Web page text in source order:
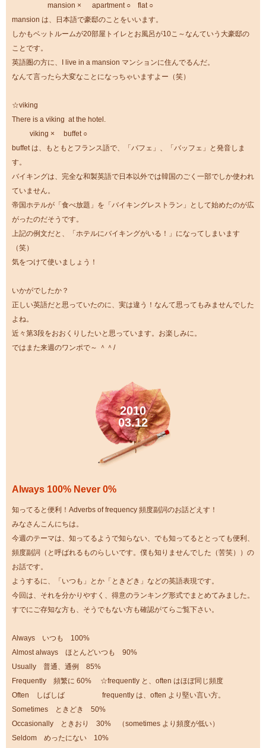
mansion × apartment ○ flat ○
mansion は、日本語で豪邸のことをいいます。
しかもベットルームが20部屋トイレとお風呂が10こ～なんていう大豪邸の
ことです。
英語圏の方に、I live in a mansion マンションに住んでるんだ。
なんて言ったら大変なことになっちゃいますよー（笑）
☆viking
There is a viking at the hotel.
viking × buffet ○
buffet は、もともとフランス語で、「バフェ」、「バッフェ」と発音しま
す。
バイキングは、完全な和製英語で日本以外では韓国のごく一部でしか使われ
ていません。
帝国ホテルが「食べ放題」を「バイキングレストラン」として始めたのが広
がったのだそうです。
上記の例文だと、「ホテルにバイキングがいる！」になってしまいます
（笑）
気をつけて使いましょう！
いかがでしたか？
正しい英語だと思っていたのに、実は違う！なんて思ってもみませんでした
よね。
近々第3段をおおくりしたいと思っています。お楽しみに。
ではまた来週のワンポで～ ＾＾/
2010
03.12
Always 100% Never 0%
知ってると便利！Adverbs of frequency 頻度副詞のお話どえす！
みなさんこんにちは。
今週のテーマは、知ってるようで知らない、でも知ってるととっても便利、
頻度副詞（と呼ばれるものらしいです。僕も知りませんでした（苦笑））の
お話です。
ようするに、「いつも」とか「ときどき」などの英語表現です。
今回は、それを分かりやすく、得意のランキング形式でまとめてみました。
すでにご存知な方も、そうでもない方も確認がてらご覧下さい。
Always いつも 100%
Almost always ほとんどいつも 90%
Usually 普通、通例 85%
Frequently 頻繁に 60% ☆frequently と、often はほぼ同じ頻度
Often しばしば frequently は、often より堅い言い方。
Sometimes ときどき 50%
Occasionally ときおり 30% （sometimes より頻度が低い）
Seldom めったにない 10%